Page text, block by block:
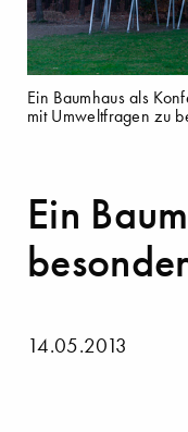
Ein
14.05.2013
Ein Baumhaus als
mit Umweltfragen zu